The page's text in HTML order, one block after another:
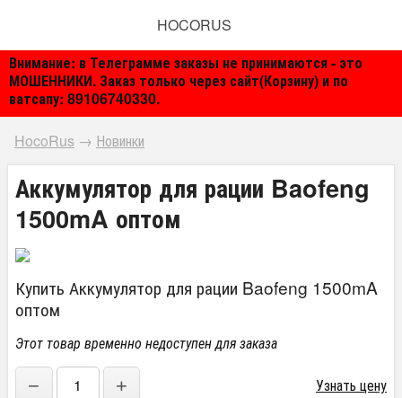
Внимание: в Телеграмме заказы не принимаются - это
МОШЕННИКИ. Заказ только через сайт(Корзину) и по
ватсапу: 89106740330.
HOCORUS
HocoRus → Новинки
Аккумулятор для рации Baofeng
1500mA оптом
Купить Аккумулятор для рации Baofeng 1500mA
оптом
Этот товар временно недоступен для заказа
− + Узнать цену